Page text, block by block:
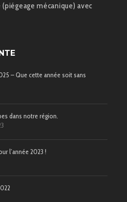
mécanique) avec
– Que cette année soit sans
dans notre région.
l’année 2023 !